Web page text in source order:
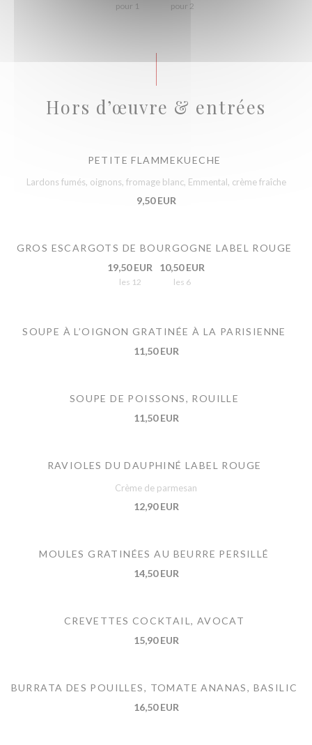
pour 1 pour 2
Hors d’œuvre & entrées
PETITE FLAMMEKUECHE
Lardons fumés, oignons, fromage blanc, Emmental, crème fraîche
9,50 EUR
GROS ESCARGOTS DE BOURGOGNE LABEL ROUGE
19,50 EUR
les 12
10,50 EUR
les 6
SOUPE À L’OIGNON GRATINÉE À LA PARISIENNE
11,50 EUR
SOUPE DE POISSONS, ROUILLE
11,50 EUR
RAVIOLES DU DAUPHINÉ LABEL ROUGE
Crème de parmesan
12,90 EUR
MOULES GRATINÉES AU BEURRE PERSILLÉ
14,50 EUR
CREVETTES COCKTAIL, AVOCAT
15,90 EUR
BURRATA DES POUILLES, TOMATE ANANAS, BASILIC
16,50 EUR